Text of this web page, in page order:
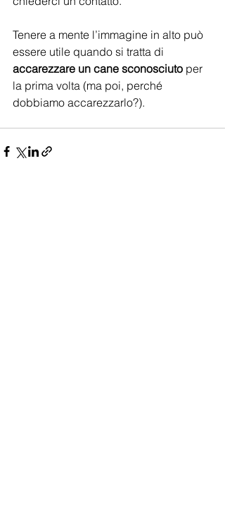
Tenere a mente l’immagine in alto può
essere utile quando si tratta di
accarezzare un cane sconosciuto per
la prima volta (ma poi, perché
dobbiamo accarezzarlo?).